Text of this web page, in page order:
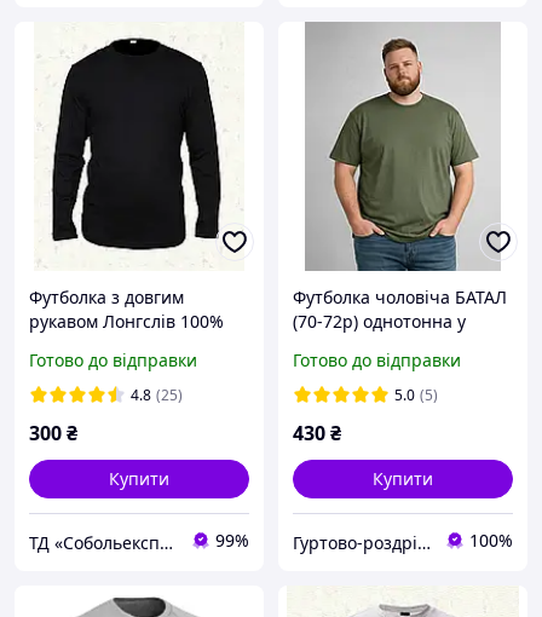
Футболка з довгим
рукавом Лонгслів 100%
Готово до відправки
4.8 (25)
300₴
Купити
ТД «Собольекспрес» 99%
Футболка чоловіча БАТАЛ
(70-72p) однотонна у
Готово до відправки
5.0 (5)
430₴
Купити
Гуртово-роздрібний магазин KAOshop 100%